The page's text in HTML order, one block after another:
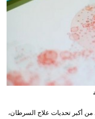
من أكبر تحديات علاج السرطان،